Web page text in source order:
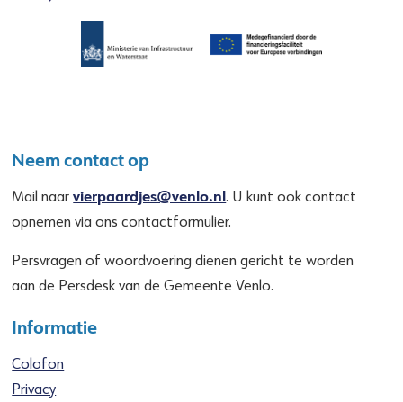
Neem contact op
Mail naarvierpaardjes@venlo.nl. U kunt ook contact
opnemen via ons contactformulier.
Persvragen of woordvoering dienen gericht te worden
aan de Persdesk van de Gemeente Venlo.
Informatie
Colofon
Privacy